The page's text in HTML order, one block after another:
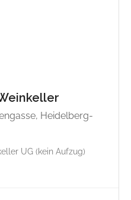
Heidelberg-
UG (kein Aufzug)